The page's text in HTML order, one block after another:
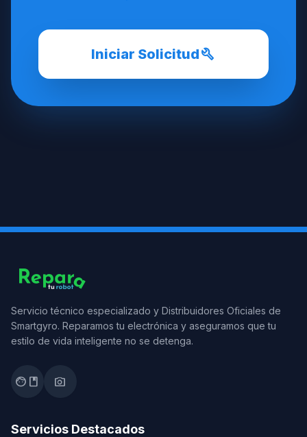
Iniciar Solicitudbuild
Servicio técnico especializado y Distribuidores Oficiales de
Smartgyro. Reparamos tu electrónica y aseguramos que tu
estilo de vida inteligente no se detenga.
facebook photo_camera
Servicios Destacados